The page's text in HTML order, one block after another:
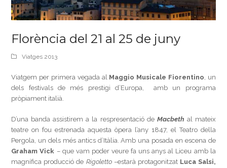
Florència del 21 al 25 de juny
Viatges 2013
Viatgem per primera vegada al Maggio Musicale Fiorentino, un
dels festivals de més prestigi d’Europa, amb un programa
pròpiament italià.
D’una banda assistirem a la respresentació de Macbeth al mateix
teatre on fou estrenada aquesta òpera l’any 1847, el Teatro della
Pergola, un dels més antics d’Itàlia. Amb una posada en escena de
Graham Vick – que vam poder veure fa uns anys al Liceu amb la
magnífica producció de Rigoletto–estarà protagonitzat Luca Salsi,